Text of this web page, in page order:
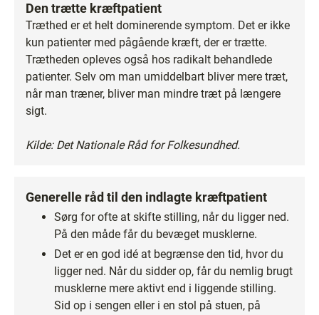
Den trætte kræftpatient
Træthed er et helt dominerende symptom. Det er ikke
kun patienter med pågående kræft, der er trætte.
Trætheden opleves også hos radikalt behandlede
patienter. Selv om man umiddelbart bliver mere træt,
når man træner, bliver man mindre træt på længere
sigt.
Kilde: Det Nationale Råd for Folkesundhed.
Generelle råd til den indlagte kræftpatient
Sørg for ofte at skifte stilling, når du ligger ned.
På den måde får du bevæget musklerne.
Det er en god idé at begrænse den tid, hvor du
ligger ned. Når du sidder op, får du nemlig brugt
musklerne mere aktivt end i liggende stilling.
Sid op i sengen eller i en stol på stuen, på